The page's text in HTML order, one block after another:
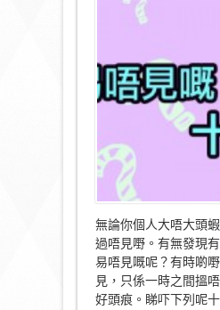
見
物
件〉
中
無論你個人大唔大頭
過唔見嘢。有無發現
易唔見嘅呢？有時啲
見，只係一時之間搵
好頭痕。睇吓下列呢